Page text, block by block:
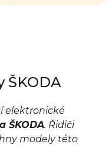
ŠKODA
elektronické
ŠKODA. Řidiči
modely této